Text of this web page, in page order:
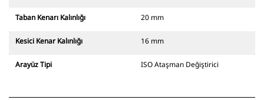
Taban Kenarı Kalınlığı 20 mm
Kesici Kenar Kalınlığı 16 mm
Arayüz Tipi ISO Ataşman Değiştirici